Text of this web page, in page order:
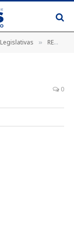
» REQUERIMENTO Nº 065/2019
0